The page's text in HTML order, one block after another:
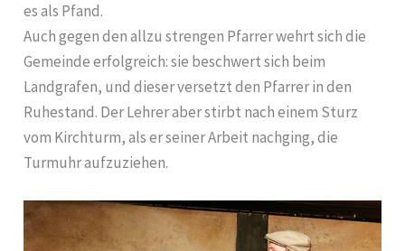
es als Pfand.
Auch gegen den allzu strengen Pfarrer wehrt sich die
Gemeinde erfolgreich: sie beschwert sich beim
Landgrafen, und dieser versetzt den Pfarrer in den
Ruhestand. Der Lehrer aber stirbt nach einem Sturz
vom Kirchturm, als er seiner Arbeit nachging, die
Turmuhr aufzuziehen.